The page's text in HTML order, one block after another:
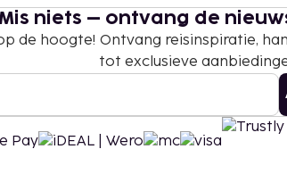
Mis niets – ontvang de
de hoogte! Ontvang reisinspiratie,
tot exclusieve